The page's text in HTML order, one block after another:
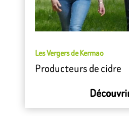
Les Vergers de Kermao
Producteurs de cidre